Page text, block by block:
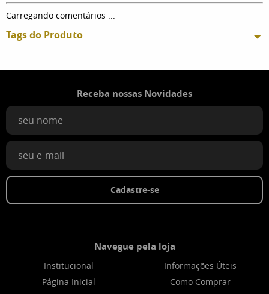
Carregando comentários ...
Tags do Produto
Receba nossas Novidades
Cadastre-se
Navegue pela loja
Institucional
Página Inicial
Informações Úteis
Como Comprar